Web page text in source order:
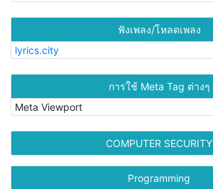
ฟังเพลง/โหลดเพลง
lyrics.city
การใช้ Meta Tag ต่างๆ
Meta Viewport
COMPUTER SECURITY
Programming